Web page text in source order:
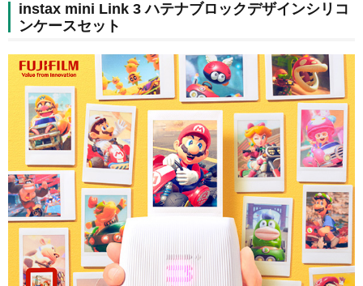
instax mini Link 3 ハテナブロックデザインシリコ
ンケースセット